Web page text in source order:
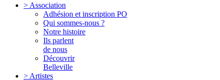
> Association
Adhésion et inscription PO
Qui sommes-nous ?
Notre histoire
Ils parlent
de nous
Découvrir
Belleville
> Artistes